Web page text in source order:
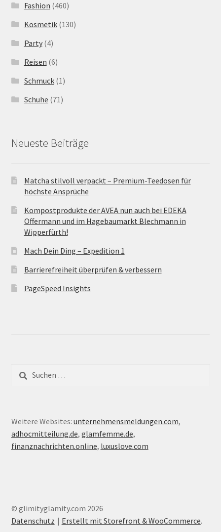
Fashion (460)
Kosmetik(130)
Party(4)
Reisen (6)
Schmuck(1)
Schuhe (71)
Neueste Beiträge
Matcha stilvoll verpackt – Premium-Teedosen für
höchste Ansprüche
Kompostprodukte der AVEA nun auch bei EDEKA
Offermann und im Hagebaumarkt Blechmann in
Wipperfürth!
Mach Dein Ding – Expedition 1
Barrierefreiheit überprüfen & verbessern
PageSpeed Insights
nach:
Weitere Websites: unternehmensmeldungen.com,
adhocmitteilung.de, glamfemme.de,
finanznachrichten.online, luxuslove.com
© glimityglamity.com 2026
Datenschutz
Erstellt mit Storefront & WooCommerce.